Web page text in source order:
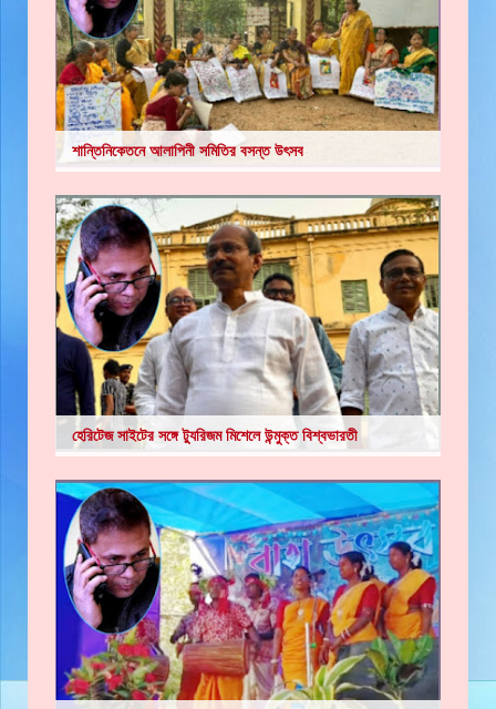
শান্তিনিকেতনে আলাপিনী সমিতির বসন্ত উৎসব
হেরিটেজ সাইটের সঙ্গে ট্যুরিজম মিশেলে উন্মুক্ত বিশ্বভারতী